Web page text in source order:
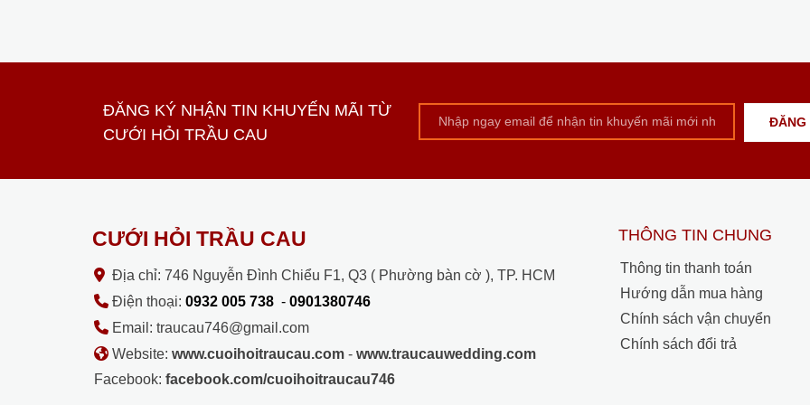
ĐĂNG KÝ NHẬN TIN KHUYẾN MÃI TỪ
CƯỚI HỎI TRẦU CAU
CƯỚI HỎI TRẦU CAU
Địa chỉ: 746 Nguyễn Đình Chiểu F1, Q3 ( Phường bàn cờ ), TP. HCM
Điện thoại: 0932 005 738 - 0901380746
Email: traucau746@gmail.com
Website: www.cuoihoitraucau.com - www.traucauwedding.com
Facebook: facebook.com/cuoihoitraucau746
THÔNG TIN CHUNG
Thông tin thanh toán
Hướng dẫn mua hàng
Chính sách vận chuyển
Chính sách đổi trả